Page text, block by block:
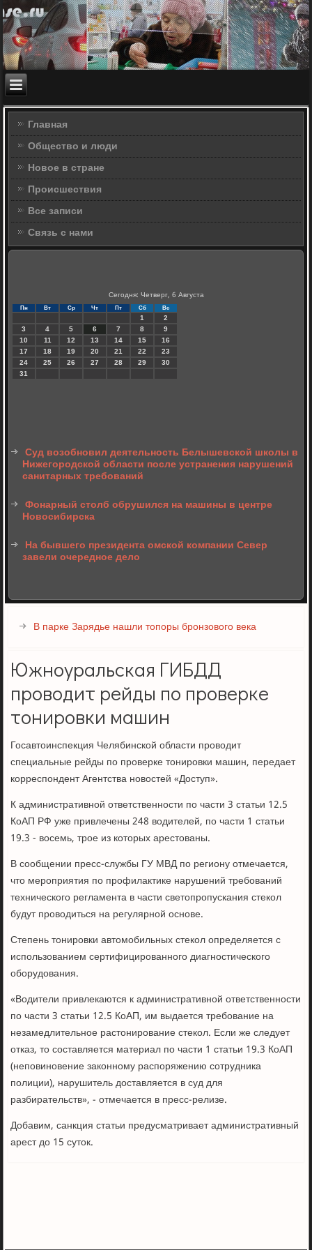
Главная
Общество и люди
Новое в стране
Происшествия
Все записи
Связь с нами
Сегодня: Четверг, 6 Августа
Пн Вт Ср Чт Пт Сб Вс
1
2
3
4 5 6 7 8
9
10
11 12 13 14 15
16
17
18 19 20 21 22
23
24
25 26 27 28 29
30
31
Суд возобновил деятельность Белышевской школы в
Нижегородской области после устранения нарушений
санитарных требований
Фонарный столб обрушился на машины в центре
Новосибирска
На бывшего президента омской компании Север
завели очередное дело
В парке Зарядье нашли топоры бронзового века
Южноуральская ГИБДД
проводит рейды по проверке
тонировки машин
Госавтоинспекция Челябинской области проводит
специальные рейды по проверке тонировки машин, передает
корреспондент Агентства новостей «Доступ».
К административной ответственности по части 3 статьи 12.5
КоАП РФ уже привлечены 248 водителей, по части 1 статьи
19.3 - восемь, трое из которых арестованы.
В сообщении пресс-службы ГУ МВД по региону отмечается,
что мероприятия по профилактике нарушений требований
технического регламента в части светопропускания стекол
будут проводиться на регулярной основе.
Степень тонировки автомобильных стекол определяется с
использованием сертифицированного диагностического
оборудования.
«Водители привлекаются к административной ответственности
по части 3 статьи 12.5 КоАП, им выдается требование на
незамедлительное растонирование стекол. Если же следует
отказ, то составляется материал по части 1 статьи 19.3 КоАП
(неповиновение законному распоряжению сотрудника
полиции), нарушитель доставляется в суд для
разбирательств», - отмечается в пресс-релизе.
Добавим, санкция статьи предусматривает административный
арест до 15 суток.